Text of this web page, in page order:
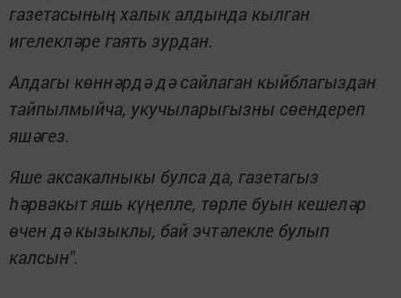
газетасының халык алдында кылган
игелекләре гаять зурдан.
Алдагы көннәрдә дә сайлаган кыйблагыздан
тайпылмыйча, укучыларыгызны сөендереп
яшәгез.
Яше аксакалныкы булса да, газетагыз
һәрвакыт яшь күңелле, төрле буын кешеләр
өчен дә кызыклы, бай эчтәлекле булып
калсын".